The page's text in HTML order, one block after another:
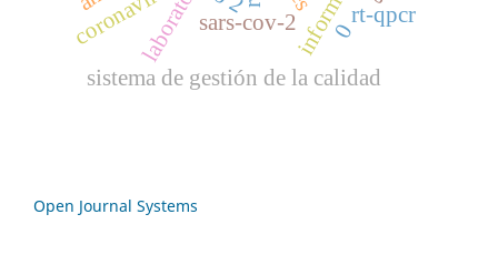
informe
sars-cov-2 rt-qpcr
sistema de gestión de la calidad
0
Open Journal Systems